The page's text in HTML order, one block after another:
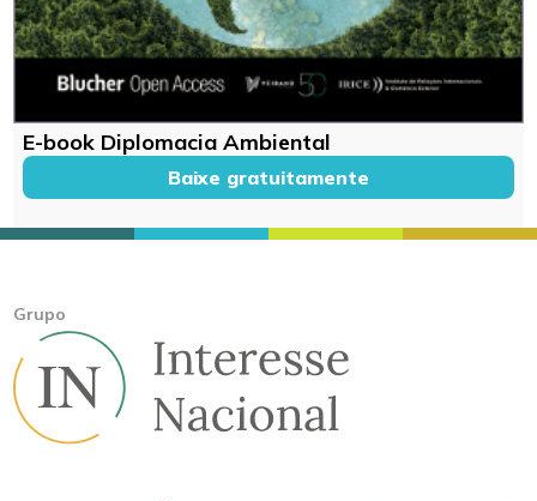
E-book Diplomacia Ambiental
Baixe gratuitamente
Grupo